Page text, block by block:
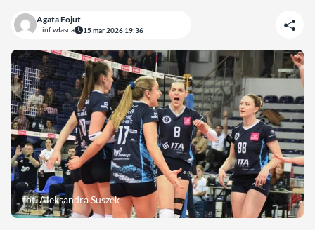
Agata Fojut
inf. własna 15 mar 2026 19:36
fot. Aleksandra Suszek